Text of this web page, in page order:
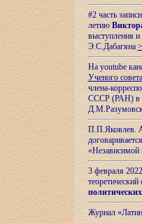
#2 часть
летию
выступления
Э.С.Дабагяна
На youtube
Ученого
члена-
СССР (РАН) в
П.П.Яковлев.
«Независимой
3 февраля
теоретический
Журнал